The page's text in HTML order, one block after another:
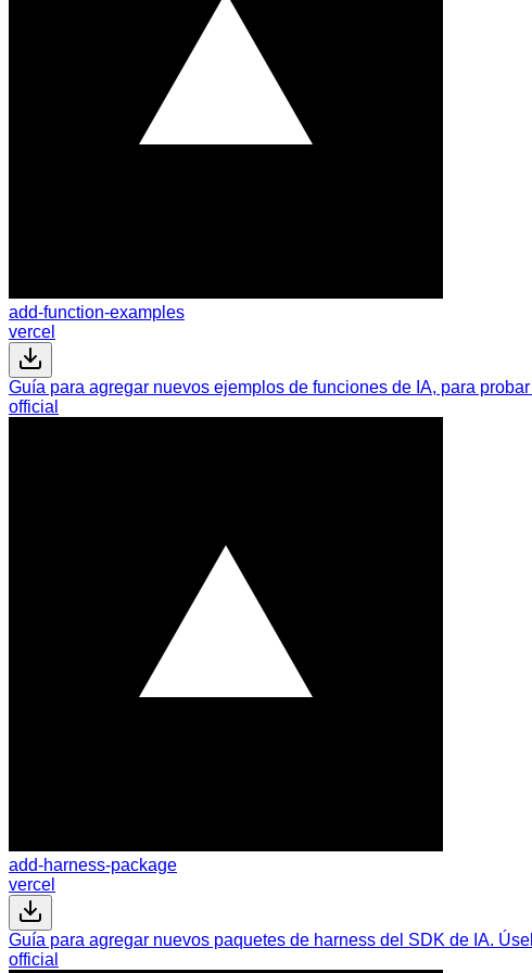
add-function-examples
vercel
Guía para agregar nuevos ejemplos de funciones de IA, para
official
add-harness-package
vercel
Guía para agregar nuevos paquetes de harness del SDK de IA.
official